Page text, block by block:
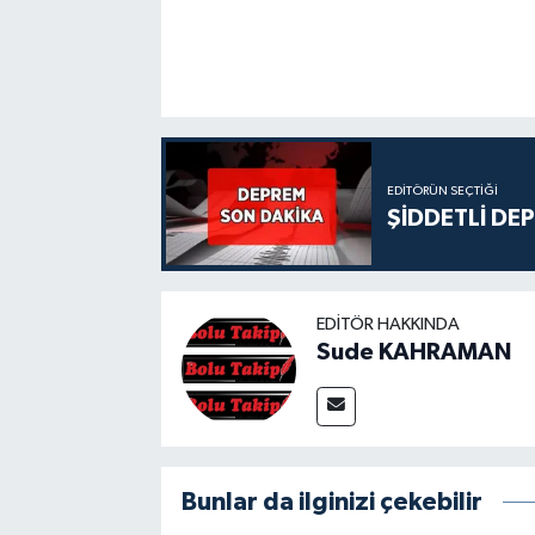
EDITÖRÜN SEÇTIĞI
ŞİDDETLİ
EDITÖR HAKKINDA
Sude KAHRAMAN
Bunlar da ilginizi çekebilir